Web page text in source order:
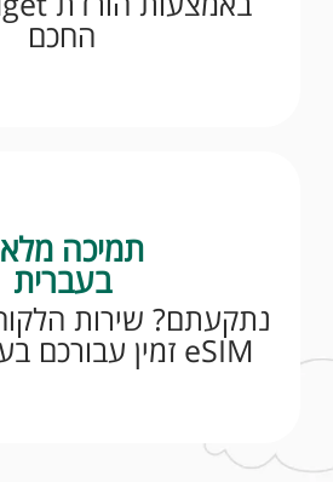
החכם
תמיכה
בעברית
eSIM זמין עבורכם בעברית 24/7